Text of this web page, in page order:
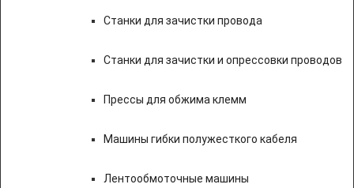
Станки для зачистки провода
Станки для зачистки и опрессовки проводов
Прессы для обжима клемм
Машины гибки полужесткого кабеля
Лентообмоточные машины